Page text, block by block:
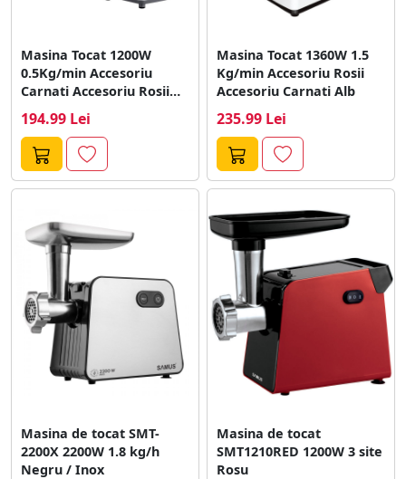
Masina Tocat 1200W
0.5Kg/min Accesoriu
Carnati Accesoriu Rosii
194.99 Lei
Masina Tocat 1360W 1.5
Kg/min Accesoriu Rosii
Accesoriu Carnati Alb
235.99 Lei
Masina de tocat SMT-
2200X 2200W 1.8 kg/h
Negru / Inox
Masina de tocat
SMT1210RED 1200W 3 site
Rosu